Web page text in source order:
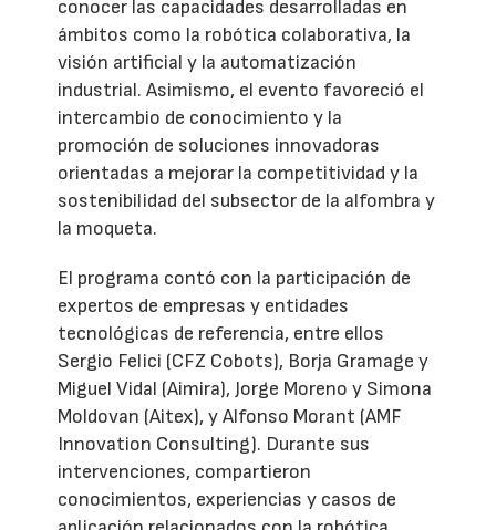
conocer las capacidades desarrolladas en
ámbitos como la robótica colaborativa, la
visión artificial y la automatización
industrial. Asimismo, el evento favoreció el
intercambio de conocimiento y la
promoción de soluciones innovadoras
orientadas a mejorar la competitividad y la
sostenibilidad del subsector de la alfombra y
la moqueta.
El programa contó con la participación de
expertos de empresas y entidades
tecnológicas de referencia, entre ellos
Sergio Felici (CFZ Cobots), Borja Gramage y
Miguel Vidal (Aimira), Jorge Moreno y Simona
Moldovan (Aitex), y Alfonso Morant (AMF
Innovation Consulting). Durante sus
intervenciones, compartieron
conocimientos, experiencias y casos de